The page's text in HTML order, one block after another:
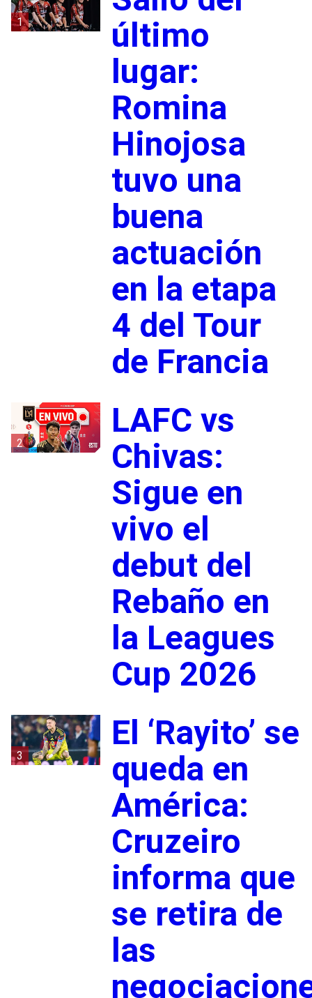
1
último
lugar:
Romina
Hinojosa
tuvo una
buena
actuación
en la etapa
4 del Tour
de Francia
2
LAFC vs
Chivas:
Sigue en
vivo el
debut del
Rebaño en
la Leagues
Cup 2026
3
El ‘Rayito’ se
queda en
América:
Cruzeiro
informa que
se retira de
las